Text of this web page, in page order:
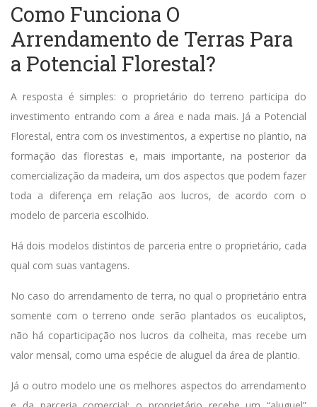
Como Funciona O
Arrendamento de Terras Para
a Potencial Florestal?
A resposta é simples: o proprietário do terreno participa do
investimento entrando com a área e nada mais. Já a Potencial
Florestal, entra com os investimentos, a expertise no plantio, na
formação das florestas e, mais importante, na posterior da
comercialização da madeira, um dos aspectos que podem fazer
toda a diferença em relação aos lucros, de acordo com o
modelo de parceria escolhido.
Há dois modelos distintos de parceria entre o proprietário, cada
qual com suas vantagens.
No caso do arrendamento de terra, no qual o proprietário entra
somente com o terreno onde serão plantados os eucaliptos,
não há coparticipação nos lucros da colheita, mas recebe um
valor mensal, como uma espécie de aluguel da área de plantio.
Já o outro modelo une os melhores aspectos do arrendamento